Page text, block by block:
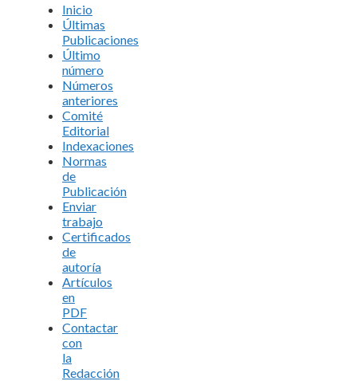
Inicio
Últimas
Publicaciones
Último
número
Números
anteriores
Comité
Editorial
Indexaciones
Normas
de
Publicación
Enviar
trabajo
Certificados
de
autoría
Artículos
en
PDF
Contactar
con
la
Redacción